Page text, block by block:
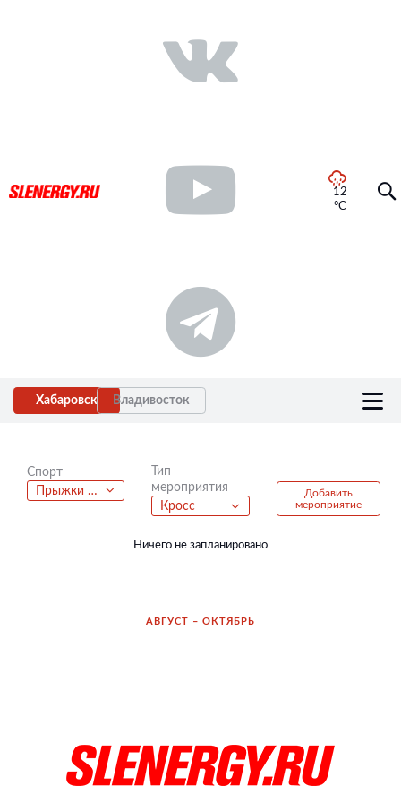
12
°C
Хабаровск Владивосток
Спорт
Прыжки на батутах
Тип
мероприятия
Кросс
Добавить
мероприятие
Ничего не запланировано
АВГУСТ – ОКТЯБРЬ